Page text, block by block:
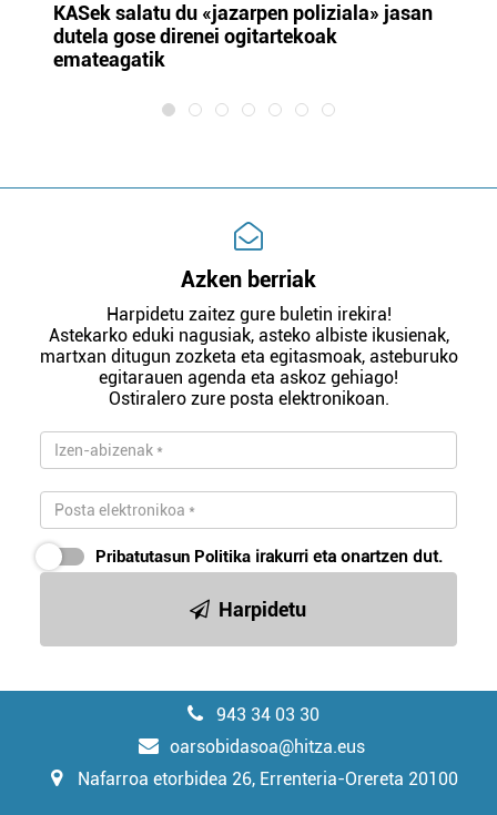
KASek salatu du «jazarpen poliziala» jasan
dutela gose direnei ogitartekoak
emateagatik
Azken berriak
Harpidetu zaitez gure buletin irekira!
Astekarko eduki nagusiak, asteko albiste ikusienak,
martxan ditugun zozketa eta egitasmoak, asteburuko
egitarauen agenda eta askoz gehiago!
Ostiralero zure posta elektronikoan.
Pribatutasun Politika irakurri eta onartzen dut.
Harpidetu
943 34 03 30
oarsobidasoa@hitza.eus
Nafarroa etorbidea 26, Errenteria-Orereta 20100